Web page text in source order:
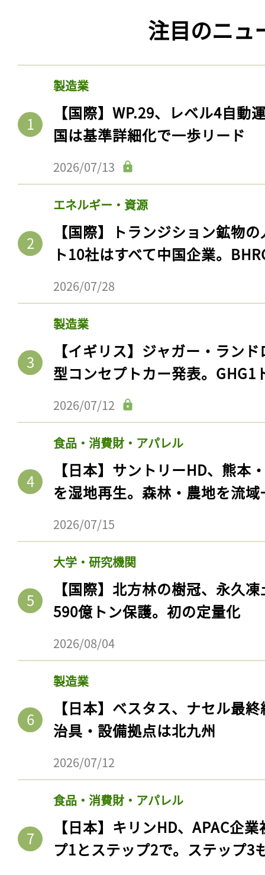
注目のニュ
製造業
【国際】WP.29、レベル4自動
国は基準詳細化で一歩リード
2026/07/13
エネルギー・資源
【国際】トランジション鉱物
ト10社はすべて中国企業。
2026/07/28
製造業
【イギリス】ジャガー・ラン
型コンセプトカー発表。GHG1
2026/07/12
食品・消費財・アパレル
【日本】サントリーHD、熊本
を湿地再生。森林・農地を流
2026/07/15
大学・研究機関
【国際】北方林の樹冠、永久
590億トン保護。初の定量化
2026/08/04
製造業
【日本】ベスタス、ナセル最
治具・設備拠点は北九州
2026/07/12
食品・消費財・アパレル
【日本】キリンHD、APAC企
プ1とステップ2で。ステップ3